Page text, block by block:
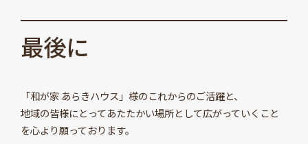
最後に
「和が家 あらきハウス」様のこれからのご活躍と、
地域の皆様にとってあたたかい場所として広がっていくこと
を心より願っております。